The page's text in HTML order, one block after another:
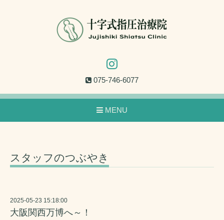
075-746-6077
MENU
スタッフのつぶやき
2025-05-23 15:18:00
大阪関西万博へ～！